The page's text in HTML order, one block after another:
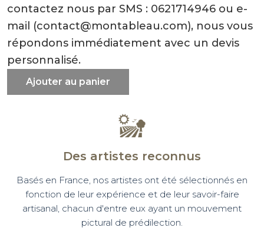
contactez nous par SMS : 0621714946 ou e-
mail (contact@montableau.com), nous vous
répondons immédiatement avec un devis
personnalisé.
Ajouter au panier
Des artistes reconnus
Basés en France, nos artistes ont été sélectionnés en
fonction de leur expérience et de leur savoir-faire
artisanal, chacun d'entre eux ayant un mouvement
pictural de prédilection.